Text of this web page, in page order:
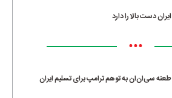
ایران دست بالا را دارد
•••
طعنه سی‌ان‌ان به توهم ترامپ برای تسلیم ایران